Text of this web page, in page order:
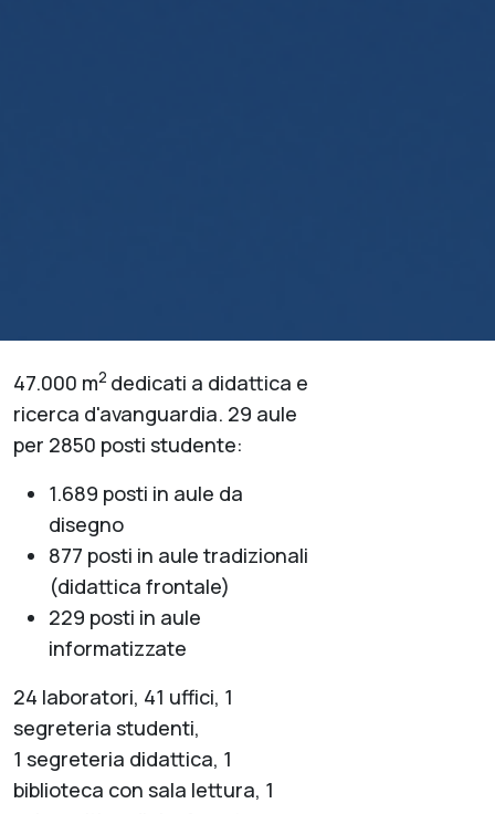
47.000 m2 dedicati a didattica e
ricerca d'avanguardia. 29 aule
per 2850 posti studente:
1.689 posti in aule da
disegno
877 posti in aule tradizionali
(didattica frontale)
229 posti in aule
informatizzate
24 laboratori, 41 uffici, 1
segreteria studenti,
1 segreteria didattica, 1
biblioteca con sala lettura, 1